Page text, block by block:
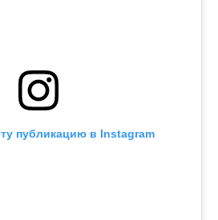
публикацию в Instagram